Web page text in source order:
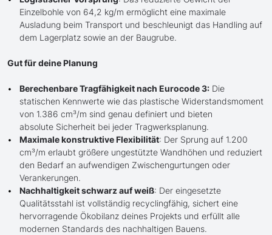
Einzelbohle von 64,2 kg/m ermöglicht eine maximale
Ausladung beim Transport und beschleunigt das Handling auf
dem Lagerplatz sowie an der Baugrube.
Gut für deine Planung
Berechenbare Tragfähigkeit nach Eurocode 3: Die
statischen Kennwerte wie das plastische Widerstandsmoment
von 1.386 cm³/m sind genau definiert und bieten
absolute Sicherheit bei jeder Tragwerksplanung.
Maximale konstruktive Flexibilität: Der Sprung auf 1.200
cm³/m erlaubt größere ungestützte Wandhöhen und reduziert
den Bedarf an aufwendigen Zwischengurtungen oder
Verankerungen.
Nachhaltigkeit schwarz auf weiß: Der eingesetzte
Qualitätsstahl ist vollständig recyclingfähig, sichert eine
hervorragende Ökobilanz deines Projekts und erfüllt alle
modernen Standards des nachhaltigen Bauens.